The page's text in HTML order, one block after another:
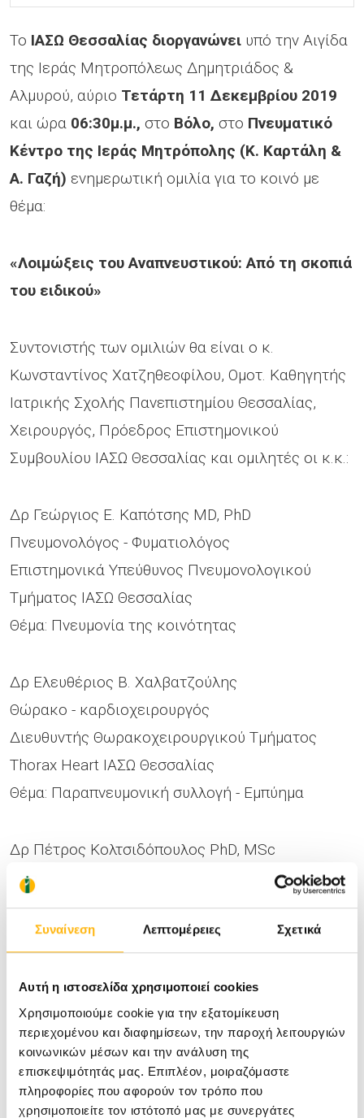
Συναίνεση Λεπτομέρειες Σχετικά
Αυτή η ιστοσελίδα χρησιμοποιεί cookies
Χρησιμοποιούμε cookie για την εξατομίκευση
περιεχομένου και διαφημίσεων, την παροχή λειτουργιών
κοινωνικών μέσων και την ανάλυση της
επισκεψιμότητάς μας. Επιπλέον, μοιραζόμαστε
πληροφορίες που αφορούν τον τρόπο που
χρησιμοποιείτε τον ιστότοπό μας με συνεργάτες
To ΙΑΣΩ Θεσσαλίας διοργανώνει υπό την Αιγίδα
της Iεράς Μητροπόλεως Δημητριάδος &
Αλμυρού, αύριο Τετάρτη 11 Δεκεμβρίου 2019
και ώρα 06:30μ.μ., στο Βόλο, στο Πνευματικό
Κέντρο της Ιεράς Μητρόπολης (Κ. Καρτάλη &
Α. Γαζή) ενημερωτική ομιλία για το κοινό με
θέμα:
«Λοιμώξεις του Αναπνευστικού: Από τη σκοπιά
του ειδικού»
Συντονιστής των ομιλιών θα είναι ο κ.
Κωνσταντίνος Χατζηθεοφίλου, Ομοτ. Καθηγητής
Ιατρικής Σχολής Πανεπιστημίου Θεσσαλίας,
Χειρουργός, Πρόεδρος Επιστημονικού
Συμβουλίου ΙΑΣΩ Θεσσαλίας και ομιλητές οι κ.κ.:
Δρ Γεώργιος Ε. Καπότσης MD, PhD
Πνευμονολόγος - Φυματιολόγος
Επιστημονικά Υπεύθυνος Πνευμονολογικού
Τμήματος ΙΑΣΩ Θεσσαλίας
Θέμα: Πνευμονία της κοινότητας
Δρ Ελευθέριος Β. Χαλβατζούλης
Θώρακο - καρδιοχειρουργός
Διευθυντής Θωρακοχειρουργικού Τμήματος
Thorax Heart ΙΑΣΩ Θεσσαλίας
Θέμα: Παραπνευμονική συλλογή - Εμπύημα
Δρ Πέτρος Κολτσιδόπουλος PhD, MSc
Ωτορινολαρυγγολόγος
Επιστημονικά Υπεύθυνος ΩΡΛ Τμήματος ΙΑΣΩ
Θεσσαλίας
Οι λοιμώξεις του αναπνευστικού συστήματος
περιλαμβάνουν μια ευρεία γκάμα παθήσεων, από
ένα κοινό κρυολόγημα μέχρι πνευμονία, γι’ αυτό
και απαιτούν διαφορετική και προσεκτική